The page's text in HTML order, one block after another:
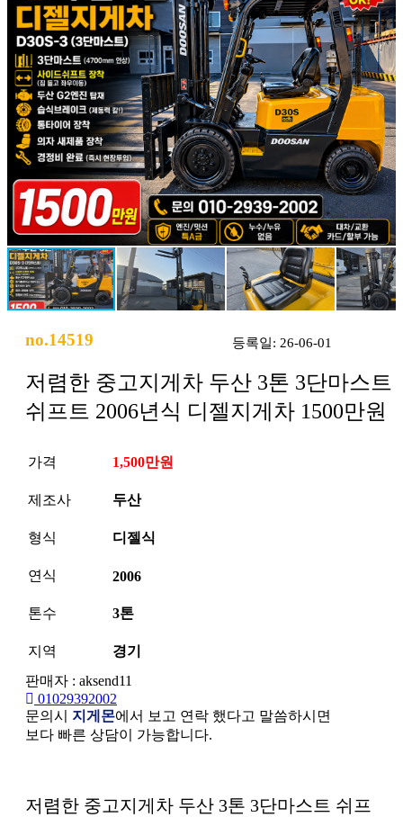
no.14519 등록일: 26-06-01
저렴한 중고지게차 두산 3톤 3단마스트
쉬프트 2006년식 디젤지게차 1500만원
가격 1,500만원
제조사 두산
형식 디젤식
연식 2006
톤수 3톤
지역
경기
판매자 : aksend11
01029392002
문의시 지게몬에서 보고 연락 했다고 말씀하시면
보다 빠른 상담이 가능합니다.
본문
저렴한 중고지게차 두산 3톤 3단마스트 쉬프